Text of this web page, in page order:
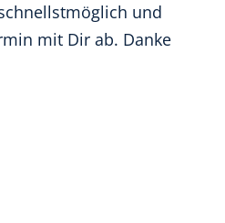
und
mit Dir ab. Danke